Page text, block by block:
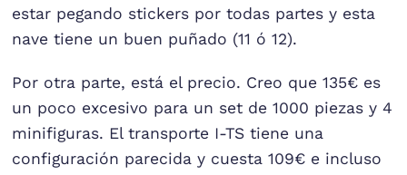
estar pegando stickers por todas partes y esta
nave tiene un buen puñado (11 ó 12).
Por otra parte, está el precio. Creo que 135€ es
un poco excesivo para un set de 1000 piezas y 4
minifiguras. El transporte I-TS tiene una
configuración parecida y cuesta 109€ e incluso